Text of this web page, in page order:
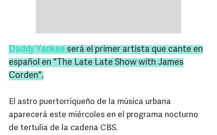
Daddy Yankee será el primer artista que cante en
español en "The Late Late Show with James
Corden".
El astro puertorriqueño de la música urbana
aparecerá este miércoles en el programa nocturno
de tertulia de la cadena CBS.